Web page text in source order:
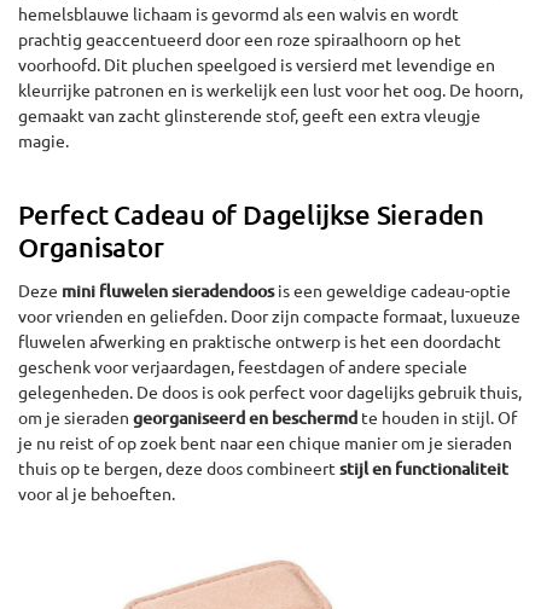
hemelsblauwe lichaam is gevormd als een walvis en wordt
prachtig geaccentueerd door een roze spiraalhoorn op het
voorhoofd. Dit pluchen speelgoed is versierd met levendige en
kleurrijke patronen en is werkelijk een lust voor het oog. De hoorn,
gemaakt van zacht glinsterende stof, geeft een extra vleugje
magie.
Perfect Cadeau of Dagelijkse Sieraden
Organisator
Deze mini fluwelen sieradendoosis een geweldige cadeau-optie
voor vrienden en geliefden. Door zijn compacte formaat, luxueuze
fluwelen afwerking en praktische ontwerp is het een doordacht
geschenk voor verjaardagen, feestdagen of andere speciale
gelegenheden. De doos is ook perfect voor dagelijks gebruik thuis,
om je sieraden georganiseerd en beschermd te houden in stijl. Of
je nu reist of op zoek bent naar een chique manier om je sieraden
thuis op te bergen, deze doos combineert stijl en functionaliteit
voor al je behoeften.